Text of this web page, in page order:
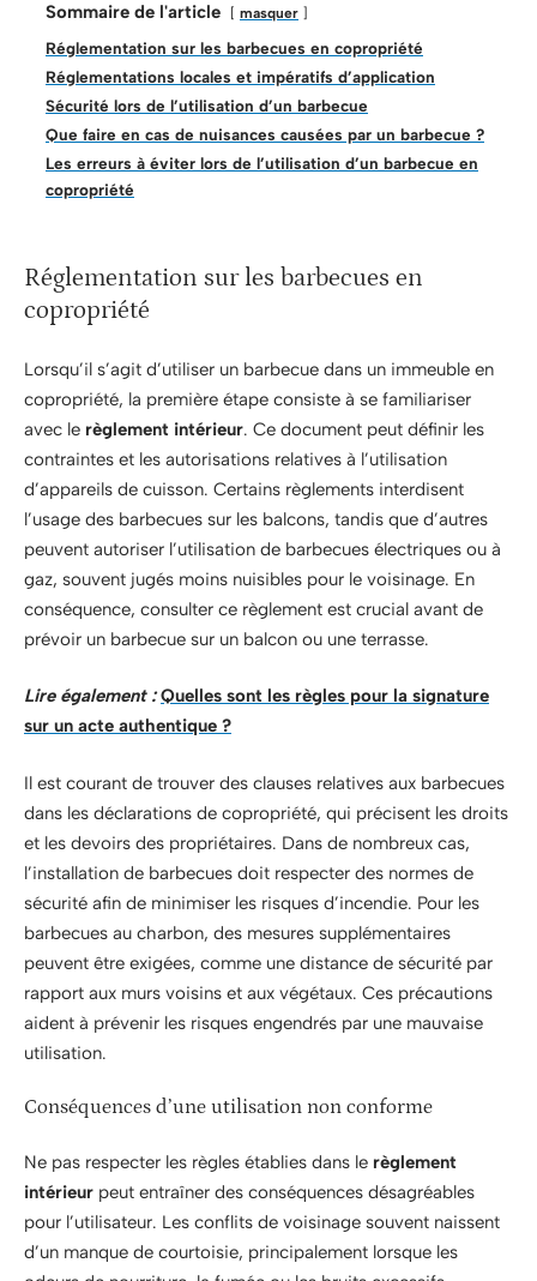
Sommaire de l'article masquer
Réglementation sur les barbecues en copropriété
Réglementations locales et impératifs d’application
Sécurité lors de l’utilisation d’un barbecue
Que faire en cas de nuisances causées par un barbecue ?
Les erreurs à éviter lors de l’utilisation d’un barbecue en
copropriété
Réglementation sur les barbecues en
copropriété
Lorsqu’il s’agit d’utiliser un barbecue dans un immeuble en
copropriété, la première étape consiste à se familiariser
avec le règlement intérieur. Ce document peut définir les
contraintes et les autorisations relatives à l’utilisation
d’appareils de cuisson. Certains règlements interdisent
l’usage des barbecues sur les balcons, tandis que d’autres
peuvent autoriser l’utilisation de barbecues électriques ou à
gaz, souvent jugés moins nuisibles pour le voisinage. En
conséquence, consulter ce règlement est crucial avant de
prévoir un barbecue sur un balcon ou une terrasse.
Lire également : Quelles sont les règles pour la signature
sur un acte authentique ?
Il est courant de trouver des clauses relatives aux barbecues
dans les déclarations de copropriété, qui précisent les droits
et les devoirs des propriétaires. Dans de nombreux cas,
l’installation de barbecues doit respecter des normes de
sécurité afin de minimiser les risques d’incendie. Pour les
barbecues au charbon, des mesures supplémentaires
peuvent être exigées, comme une distance de sécurité par
rapport aux murs voisins et aux végétaux. Ces précautions
aident à prévenir les risques engendrés par une mauvaise
utilisation.
Conséquences d’une utilisation non conforme
Ne pas respecter les règles établies dans le règlement
intérieur peut entraîner des conséquences désagréables
pour l’utilisateur. Les conflits de voisinage souvent naissent
d’un manque de courtoisie, principalement lorsque les